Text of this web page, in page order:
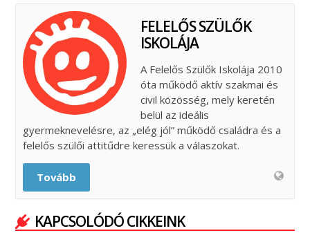
FELELŐS SZÜLŐK
ISKOLÁJA
A Felelős Szülők Iskolája 2010
óta működő aktív szakmai és
civil közösség, mely keretén
belül az ideális
gyermeknevelésre, az „elég jól” működő családra és a
felelős szülői attitűdre keressük a válaszokat.
Tovább
KAPCSOLÓDÓ CIKKEINK